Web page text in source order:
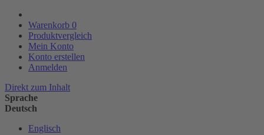
Warenkorb 0
Produktvergleich
Mein Konto
Konto erstellen
Anmelden
Direkt zum Inhalt
Sprache
Deutsch
Englisch